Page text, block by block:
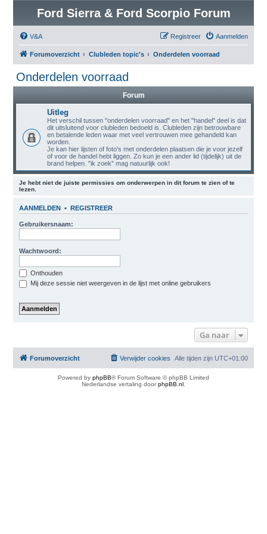
Ford Sierra & Ford Scorpio Forum
V&A Aanmelden
Registreer
Forumoverzicht Clubleden topic's Onderdelen voorraad
Onderdelen voorraad
Forum
Uitleg
Het verschil tussen "onderdelen voorraad" en het "handel" deel is dat
dit uitsluitend voor clubleden bedoeld is. Clubleden zijn betrouwbare
en betalende leden waar met veel vertrouwen mee gehandeld kan
worden.
Je kan hier lijsten of foto's met onderdelen plaatsen die je voor jezelf
of voor de handel hebt liggen. Zo kun je een ander lid (tijdelijk) uit de
brand helpen. "ik zoek" mag natuurlijk ook!
Je hebt niet de juiste permissies om onderwerpen in dit forum te zien of te
lezen.
AANMELDEN • REGISTREER
Gebruikersnaam:
Wachtwoord:
Onthouden
Mij deze sessie niet weergeven in de lijst met online gebruikers
Ga naar
Forumoverzicht Alle tijden zijn UTC+01:00
Verwijder cookies
Powered by phpBB® Forum Software © phpBB Limited
Nederlandse vertaling doorphpBB.nl